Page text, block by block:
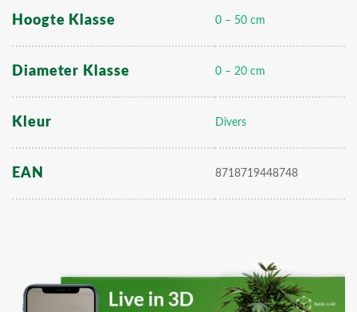
Hoogte Klasse 0 – 50 cm
Diameter Klasse 0 – 20 cm
Kleur Divers
EAN 8718719448748